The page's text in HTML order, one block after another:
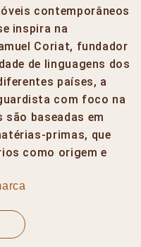
contemporâneos
inspira na
Coriat, fundador
de linguagens dos
países, a
com foco na
baseadas em
primas, que
como origem e